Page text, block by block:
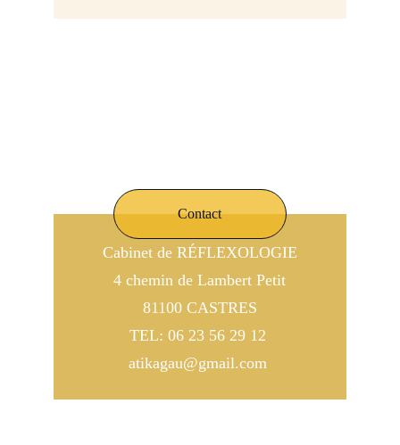
Cabinet de RÉFLEXOLOGIE
4 chemin de Lambert Petit
81100 CASTRES
TEL: 06 23 56 29 12
atikagau@gmail.com
Contact